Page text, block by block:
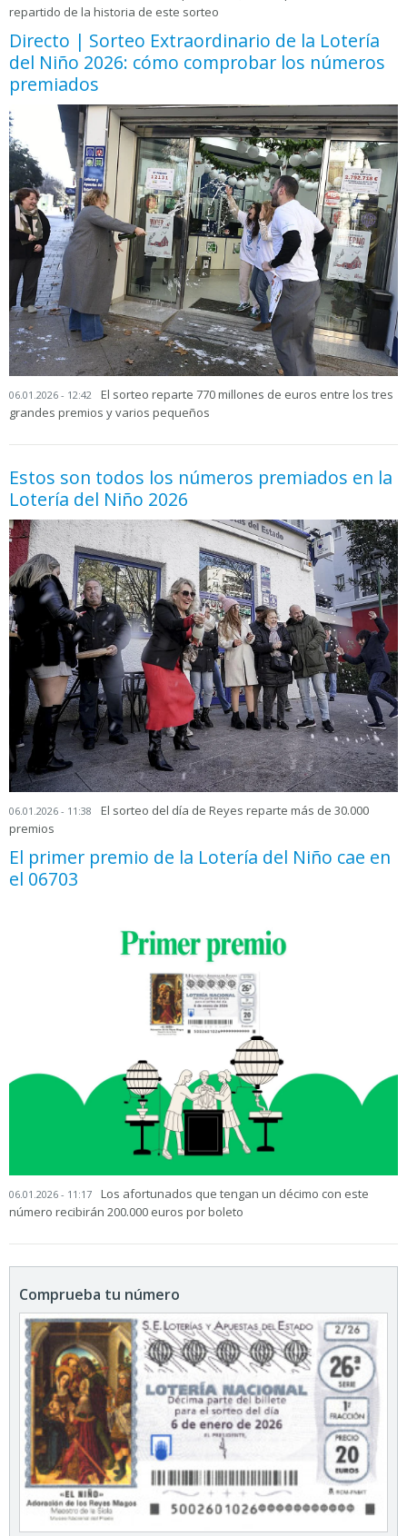
repartido de la historia de este sorteo
Directo | Sorteo Extraordinario de la Lotería
del Niño 2026: cómo comprobar los números
premiados
06.01.2026 - 12:42
El sorteo reparte 770 millones de euros entre los tres
grandes premios y varios pequeños
Estos son todos los números premiados en la
Lotería del Niño 2026
06.01.2026 - 11:38
El sorteo del día de Reyes reparte más de 30.000
premios
El primer premio de la Lotería del Niño cae en
el 06703
06.01.2026 - 11:17
Los afortunados que tengan un décimo con este
número recibirán 200.000 euros por boleto
Comprueba tu número